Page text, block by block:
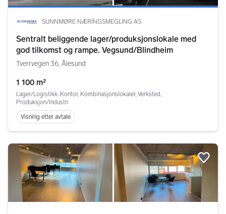
SUNNMØRE NÆRINGSMEGLING AS
Sentralt beliggende lager/produksjonslokale med
god tilkomst og rampe. Vegsund/Blindheim
Tverrvegen 36, Ålesund
1 100 m²
Lager/Logistikk, Kontor, Kombinasjonslokaler, Verksted,
Produksjon/Industri
Visning etter avtale